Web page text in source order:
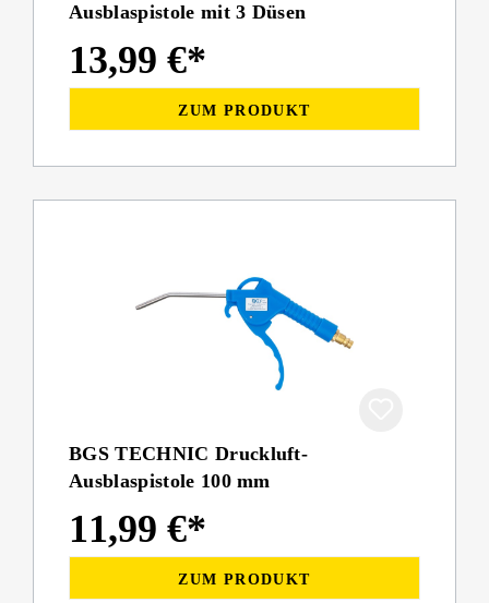
Ausblaspistole mit 3 Düsen
13,99 €*
ZUM PRODUKT
BGS TECHNIC Druckluft-
Ausblaspistole 100 mm
11,99 €*
ZUM PRODUKT